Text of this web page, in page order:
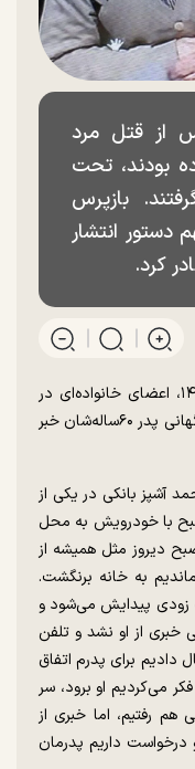
از قتل مرد
بودند، تحت
بازپرس
دستور انتشار
کرد.
یکی از روز‌های پایانی دی‌ماه ۱۴۰۲، اعضای خانواده‌ای در
تهران به اداره پلیس رفتند و از گم شدن ناگهانی پدر ۶۰‌ساله‌شان خبر
آشپز بانکی در یکی از
با خودرویش به محل
دیروز مثل همیشه از
به خانه برنگشت.
زودی پیدایش می‌شود و
خبری از او نشد و تلفن
برای پدرم اتفاق
می‌کردیم او برود، سر
هم رفتیم، اما خبری از
درخواست داریم پدرمان